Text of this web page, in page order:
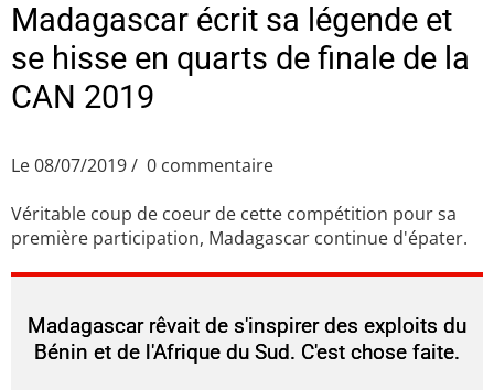
Madagascar écrit sa légende et
se hisse en quarts de finale de la
CAN 2019
Le 08/07/2019
0 commentaire
Véritable coup de coeur de cette compétition pour sa
première participation, Madagascar continue d'épater.
Madagascar rêvait de s'inspirer des exploits du
Bénin et de l'Afrique du Sud. C'est chose faite.